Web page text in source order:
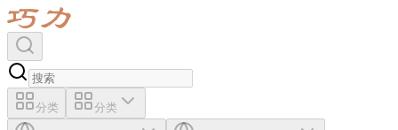
分类 分类